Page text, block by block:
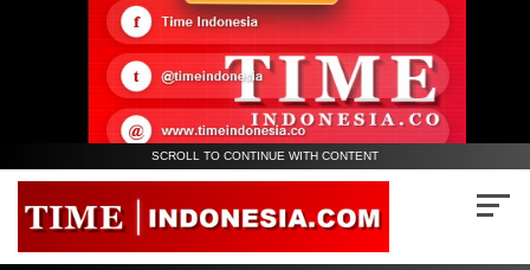
SCROLL TO CONTINUE WITH CONTENT